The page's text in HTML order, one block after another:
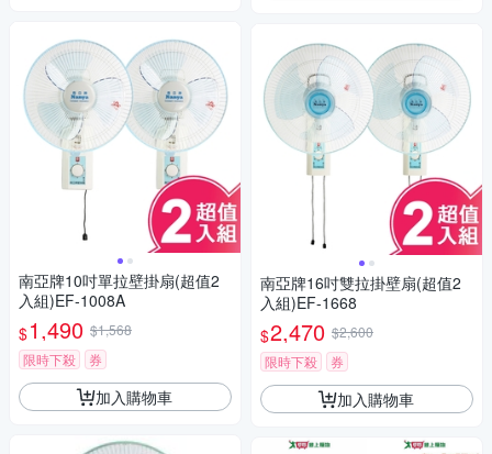
南亞牌10吋單拉壁掛扇(超值2
入組)EF-1008A
$1,490 $1,568
限時下殺
券
加入購物車
南亞牌16吋雙拉掛壁扇(超值2
入組)EF-1668
$2,470 $2,600
限時下殺
券
加入購物車